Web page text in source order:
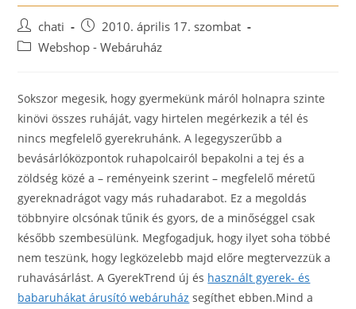
Post
author:
chati
Post
published:
2010. április 17. szombat
PostWebshop - Webáruház
Sokszor megesik, hogy gyermekünk máról holnapra szinte
kinövi összes ruháját, vagy hirtelen megérkezik a tél és
nincs megfelelő gyerekruhánk. A legegyszerűbb a
bevásárlóközpontok ruhapolcairól bepakolni a tej és a
zöldség közé a – reményeink szerint – megfelelő méretű
gyereknadrágot vagy más ruhadarabot. Ez a megoldás
többnyire olcsónak tűnik és gyors, de a minőséggel csak
később szembesülünk. Megfogadjuk, hogy ilyet soha többé
nem teszünk, hogy legközelebb majd előre megtervezzük a
ruhavásárlást. A GyerekTrend új és használt gyerek- és
babaruhákat árusító webáruház segíthet ebben.Mind a